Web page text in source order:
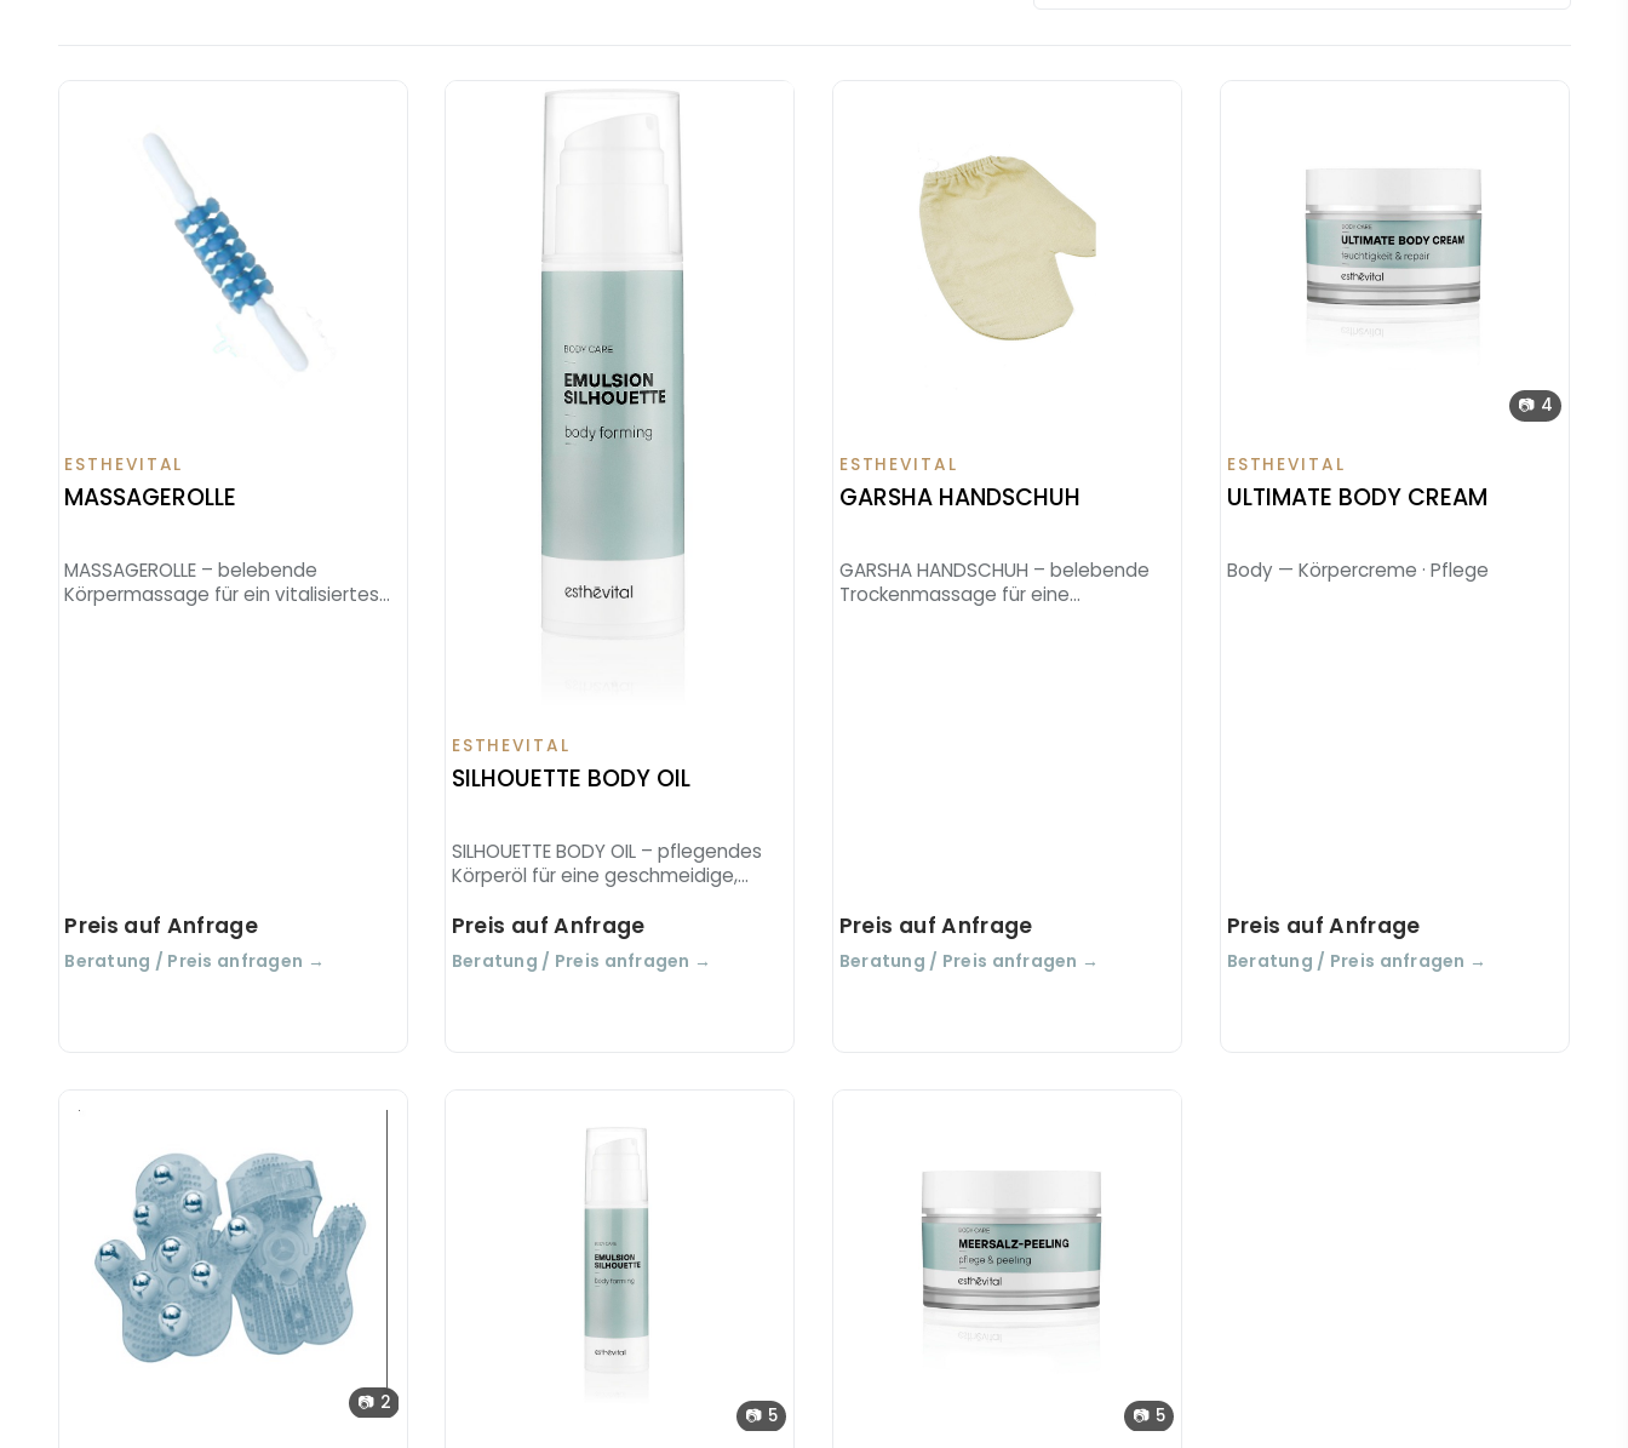
ESTHEVITAL
MASSAGEROLLE
MASSAGEROLLE – belebende
Körpermassage für ein vitalisiertes
Preis auf Anfrage
Beratung / Preis anfragen →
ESTHEVITAL
SILHOUETTE BODY OIL
SILHOUETTE BODY OIL – pflegendes
Körperöl für eine geschmeidige,
Preis auf Anfrage
Beratung / Preis anfragen →
ESTHEVITAL
GARSHA HANDSCHUH
GARSHA HANDSCHUH – belebende
Trockenmassage für eine
Preis auf Anfrage
Beratung / Preis anfragen →
📷 4
ESTHEVITAL
ULTIMATE BODY CREAM
Body — Körpercreme · Pflege
Preis auf Anfrage
Beratung / Preis anfragen →
📷 2
📷 5 📷 5